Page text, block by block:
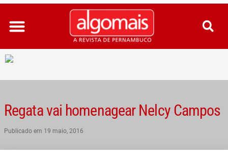
Ir
para
conteúdo
Regata vai homenagear Nelcy Campos
Publicado em 19 maio, 2016